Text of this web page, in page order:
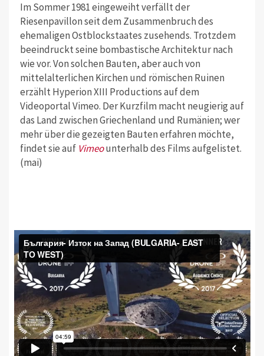
Im Sommer 1981 eingeweiht verfällt der
Riesenpavillon seit dem Zusammenbruch des
ehemaligen Ostblockstaates zusehends. Trotzdem
beeindruckt seine bombastische Architektur nach
wie vor. Von solchen Bauten, aber auch von
mittelalterlichen Kirchen und römischen Ruinen
erzählt Hyperion XIII Productions auf dem
Videoportal Vimeo. Der Kurzfilm macht neugierig auf
das Land zwischen Griechenland und Rumänien; wer
mehr über die gezeigten Bauten erfahren möchte,
findet sie auf Vimeounterhalb des Films aufgelistet.
(mai)